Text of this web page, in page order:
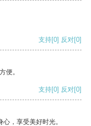
支持[0] 反对[0]
便。
支持[0] 反对[0]
，享受美好时光。